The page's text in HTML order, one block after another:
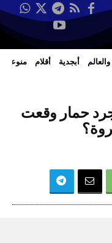
أبجدية أقلام منوعات
حمار وقعت